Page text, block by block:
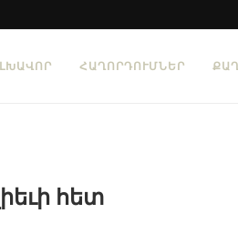
ՀԱՂՈՐԴՈՒՄՆԵՐ
հետ